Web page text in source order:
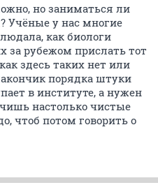
но заниматься ли
у нас многие
как биологи
рубежом прислать тот
здесь таких нет или
порядка штуки
в институте, а нужен
настолько чистые
чтоб потом говорить о